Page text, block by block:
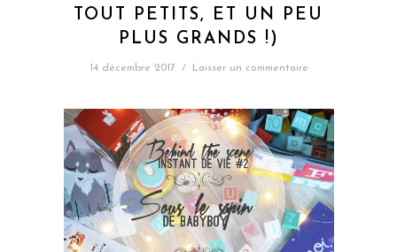
TOUT PETITS, ET UN PEU
PLUS GRANDS !)
14 décembre 2017 / Laisser un commentaire